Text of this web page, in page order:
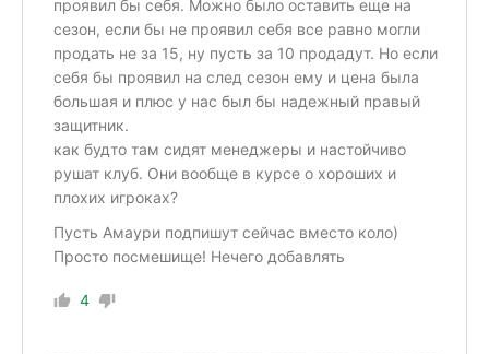
проявил бы себя. Можно было оставить еще на
сезон, если бы не проявил себя все равно могли
продать не за 15, ну пусть за 10 продадут. Но если
себя бы проявил на след сезон ему и цена была
большая и плюс у нас был бы надежный правый
защитник.
как будто там сидят менеджеры и настойчиво
рушат клуб. Они вообще в курсе о хороших и
плохих игроках?
Пусть Амаури подпишут сейчас вместо коло)
Просто посмешище! Нечего добавлять
4